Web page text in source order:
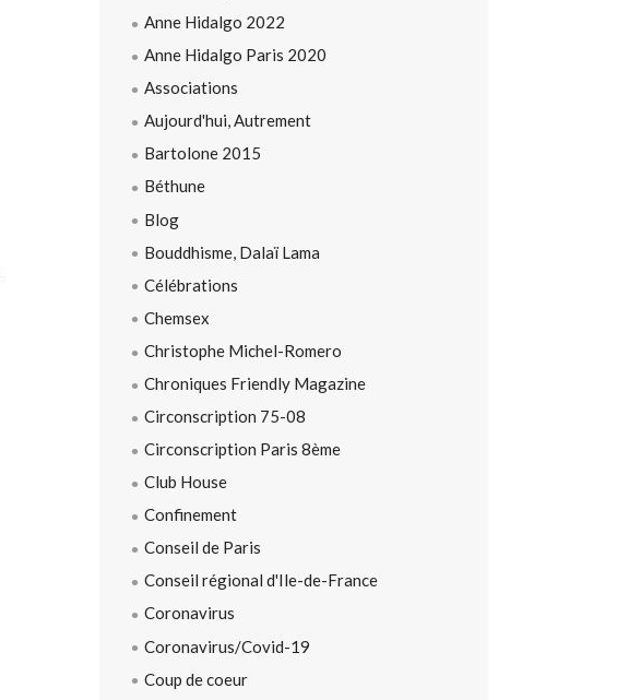
Anne Hidalgo 2022
Anne Hidalgo Paris 2020
Associations
Aujourd'hui, Autrement
Bartolone 2015
Béthune
Blog
Bouddhisme, Dalaï Lama
Célébrations
Chemsex
Christophe Michel-Romero
Chroniques Friendly Magazine
Circonscription 75-08
Circonscription Paris 8ème
Club House
Confinement
Conseil de Paris
Conseil régional d'Ile-de-France
Coronavirus
Coronavirus/Covid-19
Coup de coeur